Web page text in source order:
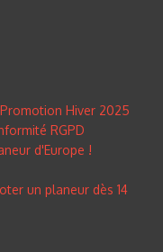
Hiver 2025
RGPD
d'Europe !
un planeur dès 14